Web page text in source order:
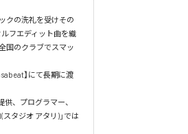
クの洗礼を受けその
フエディット曲を織
国のクラブでスマッ
】にて長期に渡
、プログラマー、
タジオ アタリ)」では